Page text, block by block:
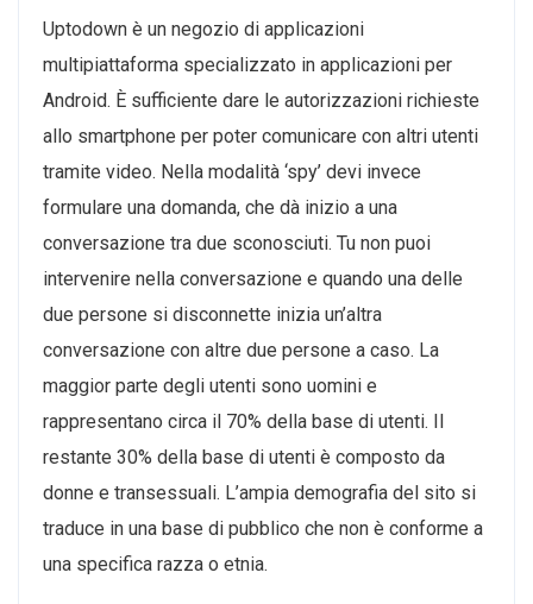
Uptodown è un negozio di applicazioni
multipiattaforma specializzato in applicazioni per
Android. È sufficiente dare le autorizzazioni richieste
allo smartphone per poter comunicare con altri utenti
tramite video. Nella modalità ‘spy’ devi invece
formulare una domanda, che dà inizio a una
conversazione tra due sconosciuti. Tu non puoi
intervenire nella conversazione e quando una delle
due persone si disconnette inizia un’altra
conversazione con altre due persone a caso. La
maggior parte degli utenti sono uomini e
rappresentano circa il 70% della base di utenti. Il
restante 30% della base di utenti è composto da
donne e transessuali. L’ampia demografia del sito si
traduce in una base di pubblico che non è conforme a
una specifica razza o etnia.